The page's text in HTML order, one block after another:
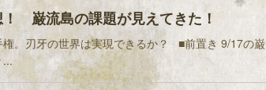
巌流島の課題が見えてきた！
刃牙の世界は実現できるか？ ■前置き 9/17の巌
...